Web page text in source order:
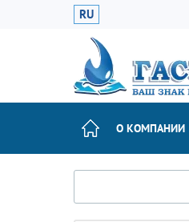
RU
О КОМПАНИИ